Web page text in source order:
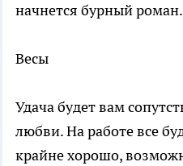
начнется бурный роман.
Весы
Удача будет вам
любви. На работе все
крайне хорошо,